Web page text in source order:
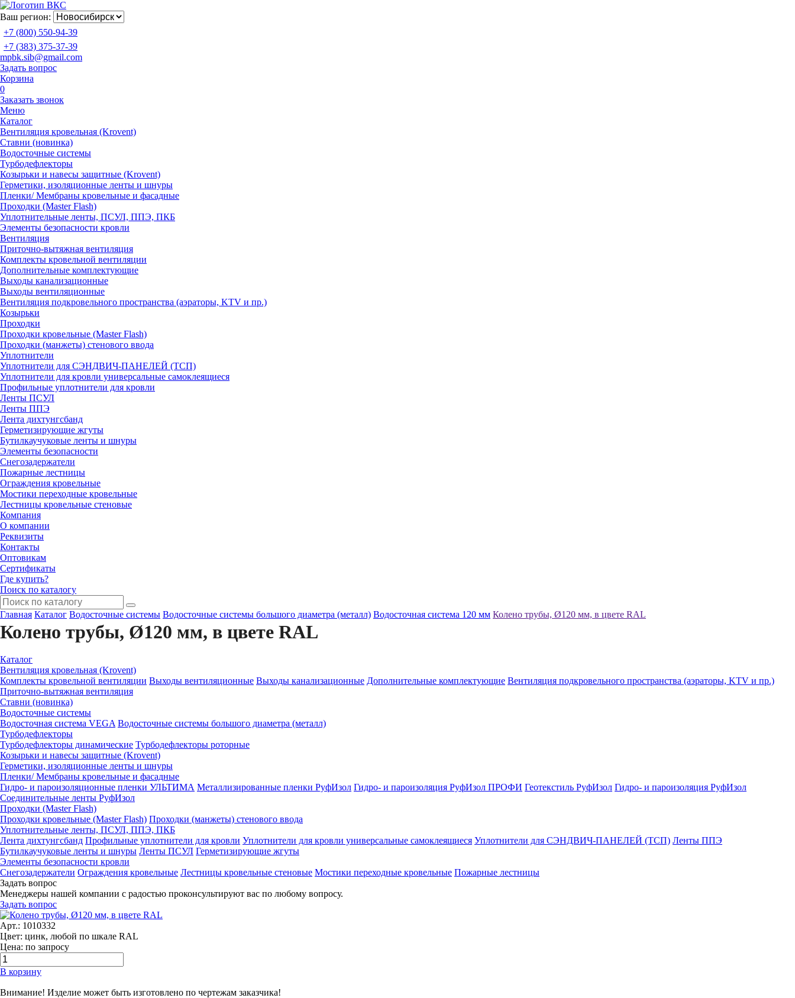
Ваш регион:
+7 (800) 550-94-39
+7 (383) 375-37-39
mpbk.sib@gmail.com
Задать вопрос
Корзина
0
Заказать звонок
Меню
Каталог
Вентиляция кровельная (Krovent)
Ставни (новинка)
Водосточные системы
Турбодефлекторы
Козырьки и навесы защитные (Krovent)
Герметики, изоляционные ленты и шнуры
Пленки/ Мембраны кровельные и фасадные
Проходки (Master Flash)
Уплотнительные ленты, ПСУЛ, ППЭ, ПКБ
Элементы безопасности кровли
Вентиляция
Приточно-вытяжная вентиляция
Комплекты кровельной вентиляции
Дополнительные комплектующие
Выходы канализационные
Выходы вентиляционные
Вентиляция подкровельного пространства (аэраторы, KTV и пр.)
Козырьки
Проходки
Проходки кровельные (Master Flash)
Проходки (манжеты) стенового ввода
Уплотнители
Уплотнители для СЭНДВИЧ-ПАНЕЛЕЙ (ТСП)
Уплотнители для кровли универсальные самоклеящиеся
Профильные уплотнители для кровли
Ленты ПСУЛ
Ленты ППЭ
Лента дихтунгсбанд
Герметизирующие жгуты
Бутилкаучуковые ленты и шнуры
Элементы безопасности
Снегозадержатели
Пожарные лестницы
Ограждения кровельные
Мостики переходные кровельные
Лестницы кровельные стеновые
Компания
О компании
Реквизиты
Контакты
Оптовикам
Сертификаты
Где купить?
Поиск по каталогу
Главная Каталог Водосточные системы Водосточные системы большого диаметра (металл) Водосточная система 120 мм Колено трубы, Ø120 мм, в цвете RAL
Колено трубы, Ø120 мм, в цвете RAL
Каталог
Вентиляция кровельная (Krovent)
Комплекты кровельной вентиляции Выходы вентиляционные Выходы канализационные Дополнительные комплектующие Вентиляция подкровельного пространства (аэраторы, KTV и пр.)
Приточно-вытяжная вентиляция
Ставни (новинка)
Водосточные системы
Водосточная система VEGA Водосточные системы большого диаметра (металл)
Турбодефлекторы
Турбодефлекторы динамические Турбодефлекторы роторные
Козырьки и навесы защитные (Krovent)
Герметики, изоляционные ленты и шнуры
Пленки/ Мембраны кровельные и фасадные
Гидро- и пароизоляционные пленки УЛЬТИМА Металлизированные пленки РуфИзол Гидро- и пароизоляция РуфИзол ПРОФИ Геотекстиль РуфИзол Гидро- и пароизоляция РуфИзол
Соединительные ленты РуфИзол
Проходки (Master Flash)
Проходки кровельные (Master Flash) Проходки (манжеты) стенового ввода
Уплотнительные ленты, ПСУЛ, ППЭ, ПКБ
Лента дихтунгсбанд Профильные уплотнители для кровли Уплотнители для кровли универсальные самоклеящиеся Уплотнители для СЭНДВИЧ-ПАНЕЛЕЙ (ТСП) Ленты ППЭ
Бутилкаучуковые ленты и шнуры Ленты ПСУЛ Герметизирующие жгуты
Элементы безопасности кровли
Снегозадержатели Ограждения кровельные Лестницы кровельные стеновые Мостики переходные кровельные Пожарные лестницы
Задать вопрос
Менеджеры нашей компании с радостью проконсультируют вас по любому вопросу.
Задать вопрос
Арт.: 1010332
Цвет: цинк, любой по шкале RAL
Цена: по запросу
В корзину
Внимание! Изделие может быть изготовлено по чертежам заказчика!